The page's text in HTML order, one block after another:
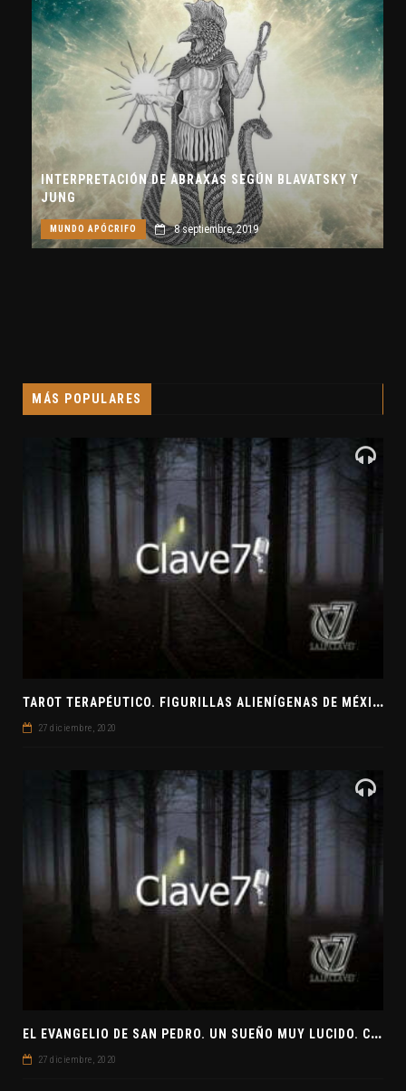
INTERPRETACIÓN DE ABRAXAS SEGÚN BLAVATSKY Y
JUNG
MUNDO APÓCRIFO 8 septiembre, 2019
MÁS POPULARES
T
AROT TERAPÉUTICO. FIGURILLAS ALIENÍGENAS DE MÉXICO. EL SECRETO DE LAS RELACIONES. EVANGELIO DE JUDAS
27 diciembre, 2020
E
L EVANGELIO DE SAN PEDRO. UN SUEÑO MUY LUCIDO. CLAVE7 NEWS ¿PREPARADOS PARA UNA VISITA EXTRATERRESTRE?
27 diciembre, 2020